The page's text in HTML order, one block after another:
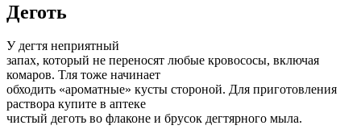
Деготь
У дегтя неприятный
запах, который не переносят любые кровососы, включая
комаров. Тля тоже начинает
обходить «ароматные» кусты стороной. Для приготовления
раствора купите в аптеке
чистый деготь во флаконе и брусок дегтярного мыла.